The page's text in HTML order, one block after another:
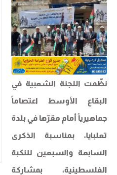
نظّمت اللجنة الشعبية في
البقاع الأوسط اعتصاماً
جماهيرياً أمام مقرّها في بلدة
تعلبايا، بمناسبة الذكرى
السابعة والسبعين للنكبة
الفلسطينية، بمشاركة